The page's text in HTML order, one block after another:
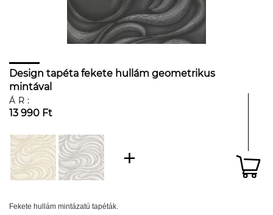
Design tapéta fekete hullám geometrikus
mintával
ÁR:
13 990 Ft
Fekete hullám mintázatú tapéták.